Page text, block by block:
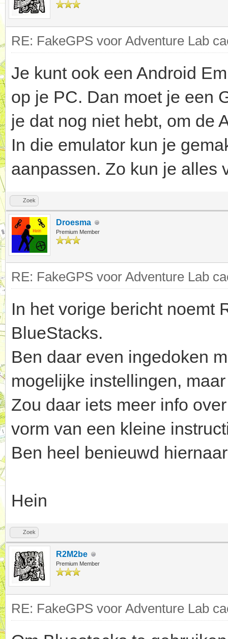
RE: FakeGPS voor Adventure Lab
Je kunt ook een Android
op je PC. Dan moet je een
je dat nog niet hebt, om de
In die emulator kun je
aanpassen. Zo kun je alles
Zoek
Droesma
Premium Member
RE: FakeGPS voor Adventure Lab
In het vorige bericht noemt
BlueStacks.
Ben daar even ingedoken
mogelijke instellingen,
Zou daar iets meer info
vorm van een kleine
Ben heel benieuwd
Hein
Zoek
R2M2be
Premium Member
RE: FakeGPS voor Adventure Lab